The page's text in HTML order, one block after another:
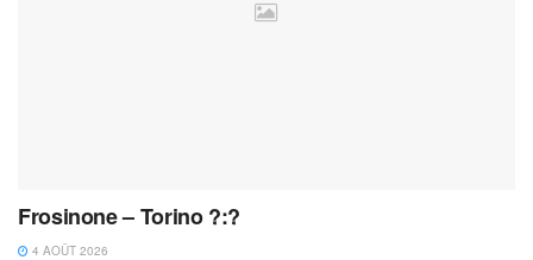
Frosinone – Torino ?:?
4 AOÛT 2026